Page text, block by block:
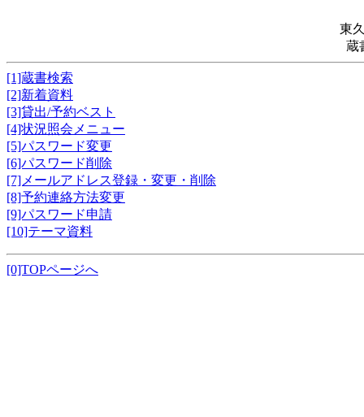
東
蔵
[1]蔵書検索
[2]新着資料
[3]貸出/予約ベスト
[4]状況照会メニュー
[5]パスワード変更
[6]パスワード削除
[7]メールアドレス登録・変更・削除
[8]予約連絡方法変更
[9]パスワード申請
[10]テーマ資料
[0]TOPページへ